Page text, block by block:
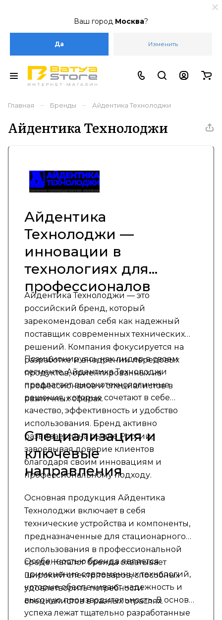
Ваш город Москва?
Да Изменить
Главная – Бренды – Айдентика Технолоджи
Айдентика Технолоджи
Айдентика
Технолоджи —
инновации в
технологиях для
профессионалов
Айдентика Технолоджи — это
российский бренд, который
зарекомендовал себя как надежный
поставщик современных технических
решений. Компания фокусируется на
разработке и внедрении передовых
продуктов, ориентированных на
профессионалов и специалистов в
различных сферах.
Позиционируясь как лидер в своем
сегменте, Айдентика Технолоджи
предлагает высокотехнологичные
решения, которые сочетают в себе
качество, эффективность и удобство
использования. Бренд активно
развивается на рынке России,
завоевывая доверие клиентов
благодаря своим инновациям и
профессиональному подходу.
Специализация и
ключевые
направления
Основная продукция Айдентика
Технолоджи включает в себя
технические устройства и компоненты,
предназначенные для стационарного
использования в профессиональной
среде. Каталог бренда охватывает
широкий спектр товаров, способных
удовлетворить потребности
специалистов в разных отраслях.
Особенностью бренда является
применение современных технологий,
которые обеспечивают надежность и
высокую производительность. В основе
успеха лежат тщательно разработанные